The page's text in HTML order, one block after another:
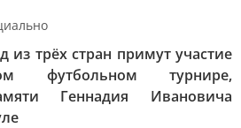
из трёх стран примут участие
футбольном турнире,
Геннадия Ивановича